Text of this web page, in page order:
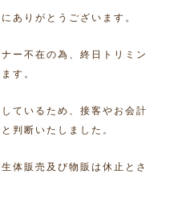
ありがとうございます。
ー不在の為、終日トリミン
す。
ているため、接客やお会計
判断いたしました。
体販売及び物販は休止とさ